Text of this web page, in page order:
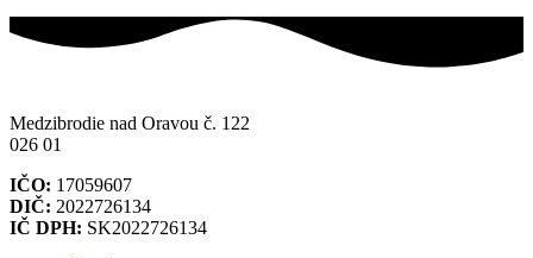
Medzibrodie nad Oravou č. 122
026 01
IČO: 17059607
DIČ: 2022726134
IČ DPH: SK2022726134